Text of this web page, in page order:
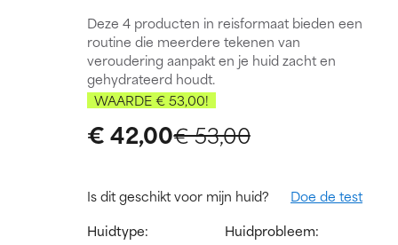
Deze 4 producten in reisformaat bieden een
routine die meerdere tekenen van
veroudering aanpakt en je huid zacht en
gehydrateerd houdt.
WAARDE € 53,00!
€ 53,00
€ 42,00
Is dit geschikt voor mijn huid?
Doe de test
Huidtype:
Huidprobleem: